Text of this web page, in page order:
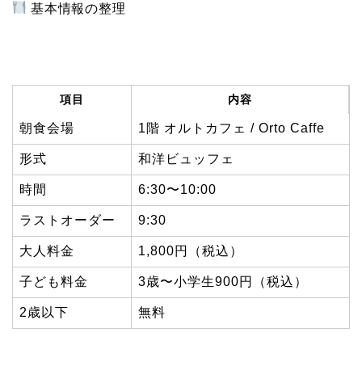
基本情報の整理
項目 内容
朝食会場 1階 オルトカフェ / Orto Caffe
形式 和洋ビュッフェ
時間 6:30〜10:00
ラストオーダー 9:30
大人料金 1,800円（税込）
子ども料金 3歳〜小学生900円（税込）
2歳以下 無料